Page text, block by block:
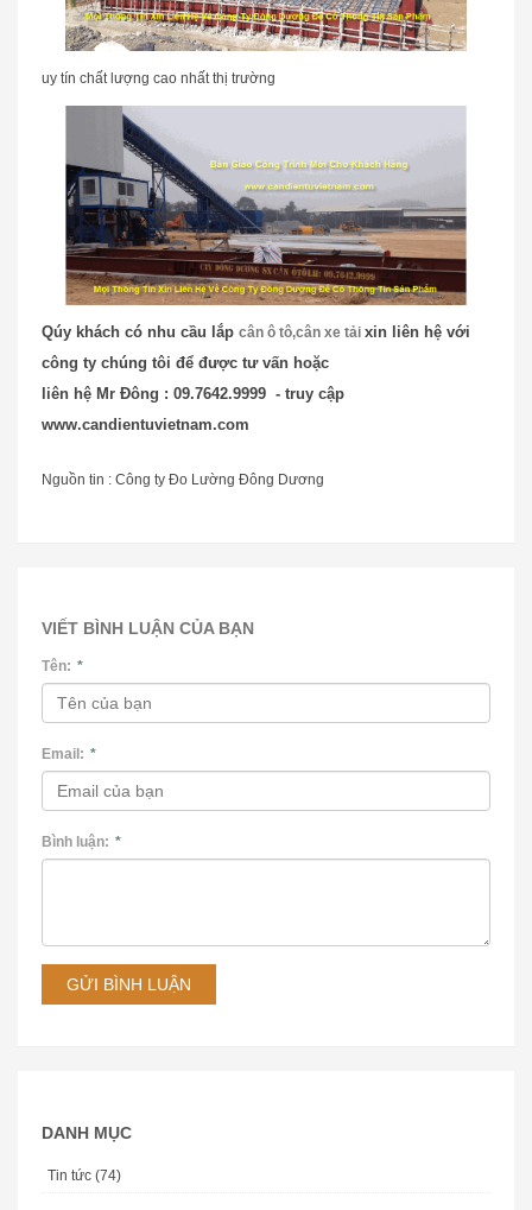
uy tín chất lượng cao nhất thị trường
Qúy khách có nhu cầu lắp cân ô tô,cân xe tải xin liên hệ với
công ty chúng tôi để được tư vấn hoặc
liên hệ Mr Đông : 09.7642.9999 - truy cập
www.candientuvietnam.com
Nguồn tin : Công ty Đo Lường Đông Dương
VIẾT BÌNH LUẬN CỦA BẠN
Tên: *
Email: *
Bình luận: *
GỬI BÌNH LUẬN
DANH MỤC
Tin tức (74)